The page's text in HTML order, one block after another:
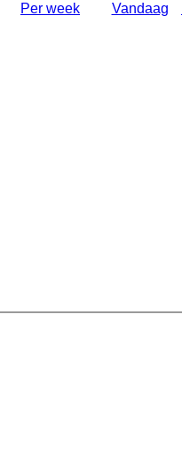
Per week Vandaag